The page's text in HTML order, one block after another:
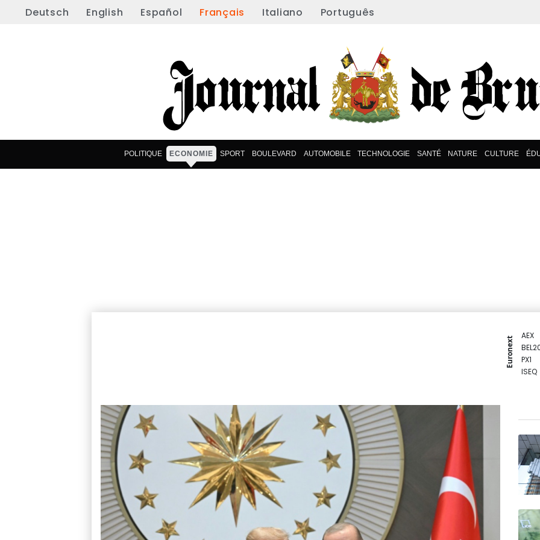
Deutsch English Español Français Italiano Português
POLITIQUE ECONOMIE SPORT BOULEVARD AUTOMOBILE TECHNOLOGIE SANTÉ NATURE CULTURE
Euronext
AEX
PX1
ISEQ